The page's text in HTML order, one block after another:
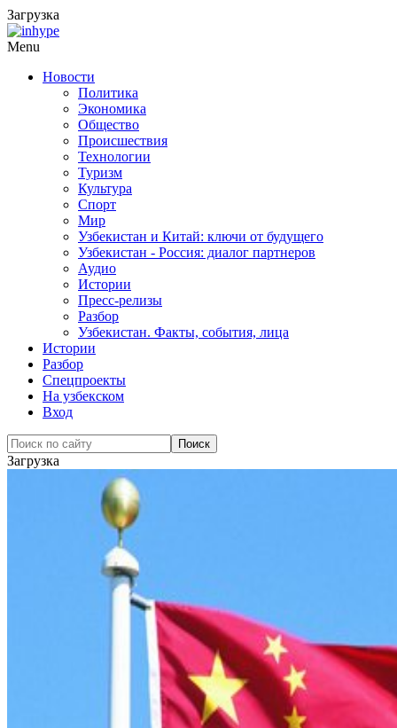
Загрузка
Menu
Новости
Политика
Экономика
Общество
Происшествия
Технологии
Туризм
Культура
Спорт
Мир
Узбекистан и Китай: ключи от будущего
Узбекистан - Россия: диалог партнеров
Аудио
Истории
Пресс-релизы
Разбор
Узбекистан. Факты, события, лица
Истории
Разбор
Спецпроекты
На узбекском
Вход
Загрузка